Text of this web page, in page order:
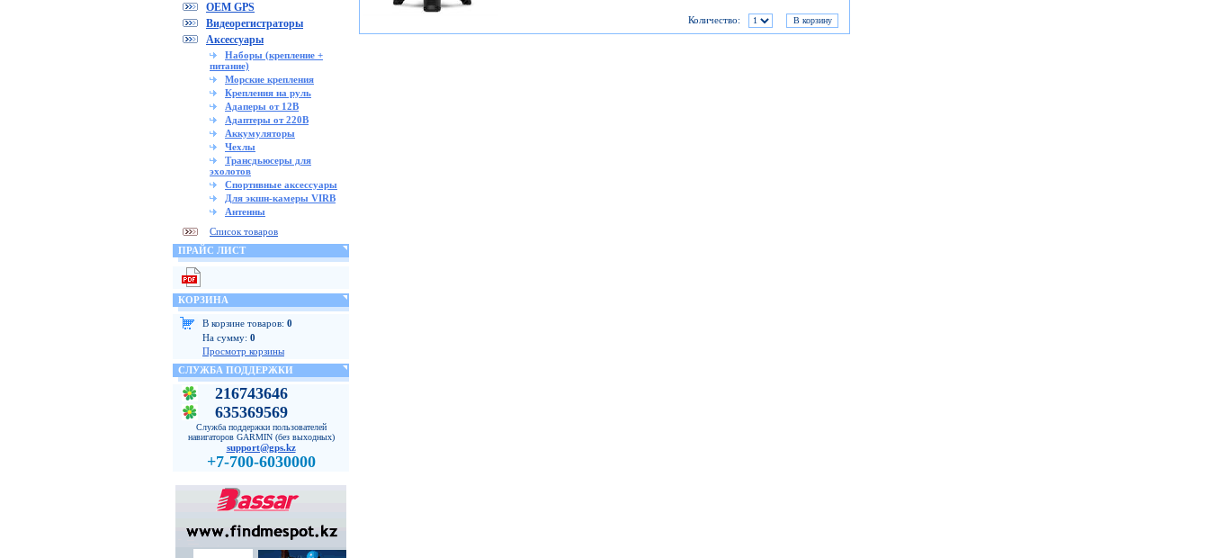
OEM GPS
Видеорегистраторы
Аксессуары
Наборы (крепление +
питание)
Морские крепления
Крепления на руль
Адаперы от 12В
Адаптеры от 220В
Аккумуляторы
Чехлы
Трансдьюсеры для
эхолотов
Спортивные аксессуары
Для экшн-камеры VIRB
Антенны
Список товаров
ПРАЙС ЛИСТ
КОРЗИНА
В корзине товаров: 0
На сумму: 0
Просмотр корзины
СЛУЖБА ПОДДЕРЖКИ
216743646
635369569
Служба поддержки пользователей
навигаторов GARMIN (без выходных)
support@gps.kz
+7-700-6030000
Количество: